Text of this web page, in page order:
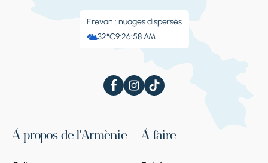
Erevan : nuages ​​dispersés
32°C9:26:59 AM
À propos de l'Arménie À faire